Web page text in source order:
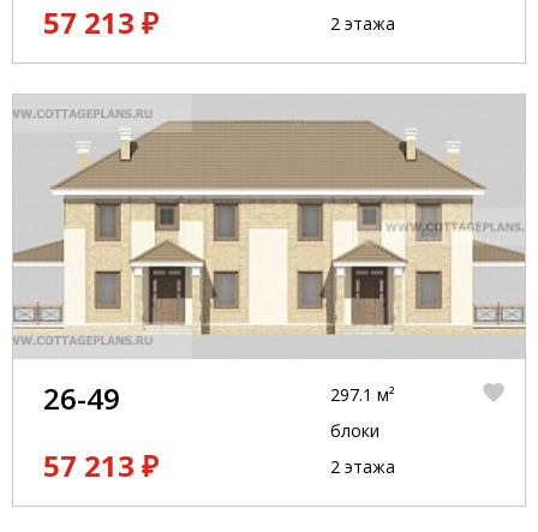
57 213 ₽
2 этажа
26-49
57 213 ₽
297.1 м²
блоки
2 этажа